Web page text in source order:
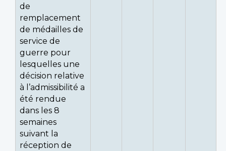
de
remplacement
de médailles de
service de
guerre pour
lesquelles une
décision relative
à l’admissibilité a
été rendue
dans les 8
semaines
suivant la
réception de